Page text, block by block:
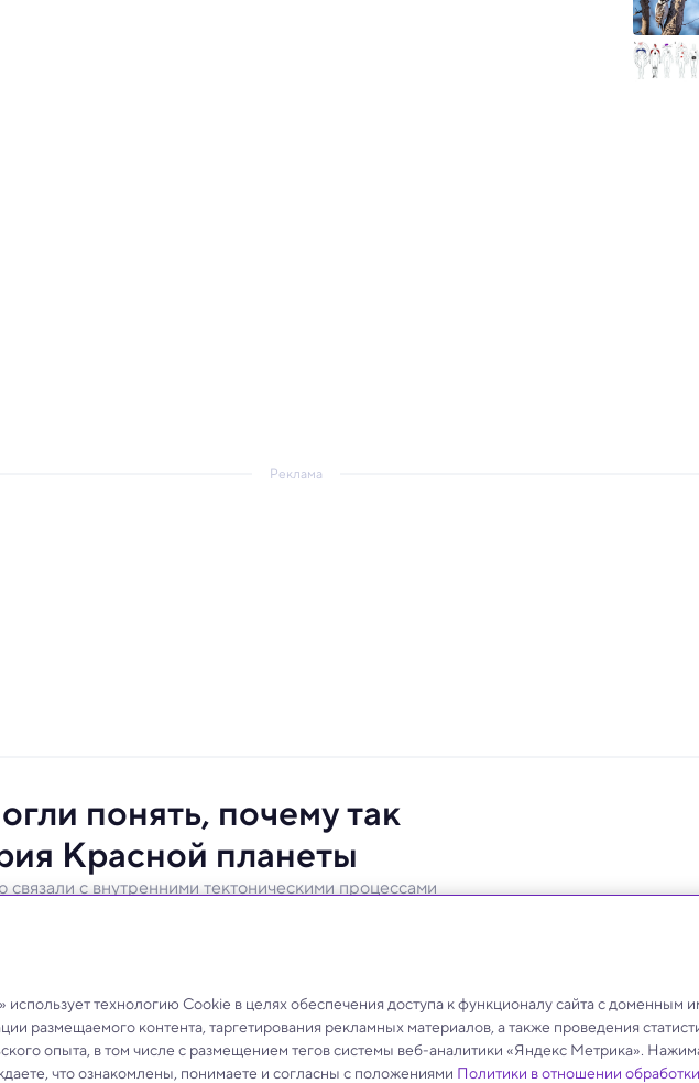
Реклама
понять, почему так
Красной планеты
с внутренними тектоническими процессами
с 1970-х, нашли, наконец, объяснение.
технологию Cookie в целях обеспечения доступа к функционалу сайта с доменным
размещаемого контента, таргетирования рекламных материалов, а также проведения
опыта, в том числе с размещением тегов системы веб-аналитики «Яндекс Метрика».
что ознакомлены, понимаете и согласны с положениями Политики в отношении